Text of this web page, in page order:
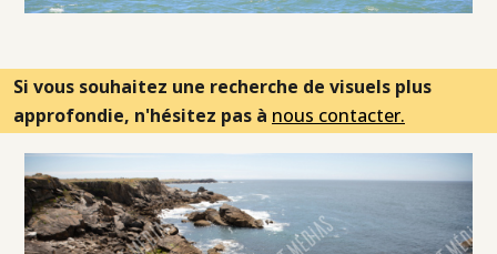
Si vous souhaitez une recherche de visuels plus
approfondie, n'hésitez pas à nous contacter.